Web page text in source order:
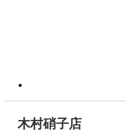
木村硝子店